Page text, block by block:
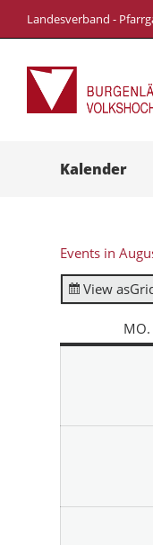
Landesverband -
Kalender
Events in
View as
MO.